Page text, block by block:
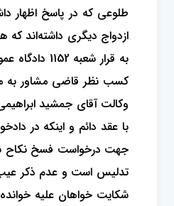
طلوعی که در پاسخ اظهار
با عقد دائم و اینکه در
جهت درخواست فسخ نکاح
شکایت خواهان علیه